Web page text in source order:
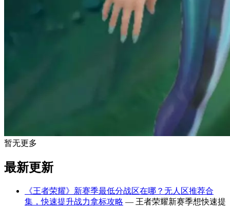
暂无更多
最新更新
《王者荣耀》新赛季最低分战区在哪？无人区推荐合
集，快速提升战力拿标攻略 — 王者荣耀新赛季想快速提